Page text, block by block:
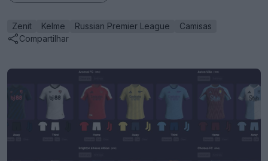
Zenit Kelme Russian Premier League
Camisas
Compartilhar